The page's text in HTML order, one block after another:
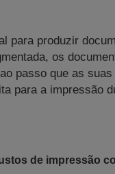
para produzir
os
passo que as
para a impressão
de impressão